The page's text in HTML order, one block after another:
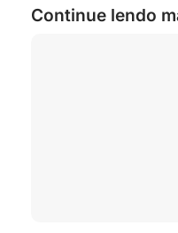
Continue lendo